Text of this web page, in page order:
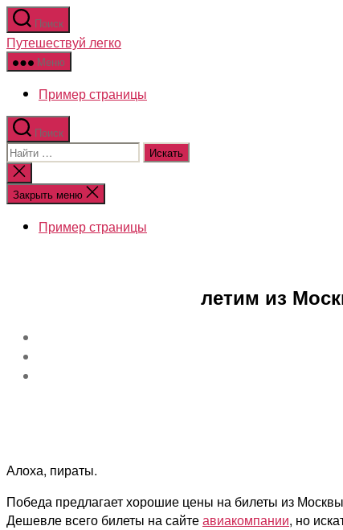
Перейти
к
содержимому
Поиск
Путешествуй легко
Меню
Пример страницы
Поиск
Поиск:
Закрыть
поиск
Закрыть меню
Пример страницы
летим из
Алоха, пираты.
Победа предлагает хорошие цены на билеты из
Дешевле всего билеты на сайтеавиакомпании, но